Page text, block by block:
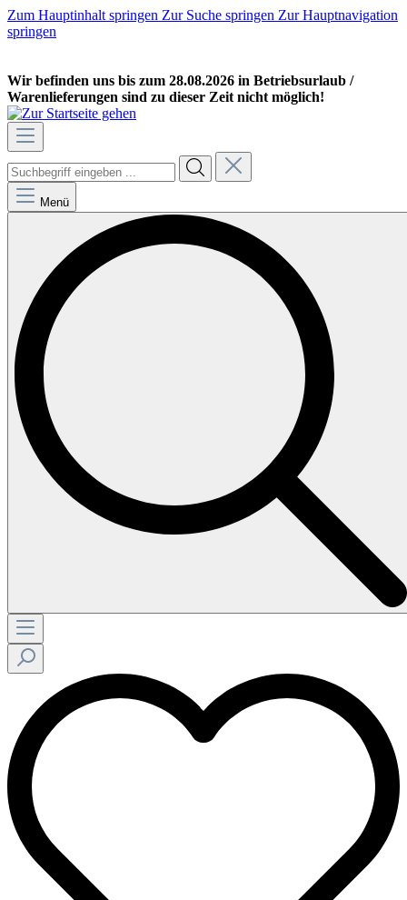
Zum Hauptinhalt springen Zur Suche springen Zur Hauptnavigation
springen
Wir befinden uns bis zum 28.08.2026 in Betriebsurlaub /
Warenlieferungen sind zu dieser Zeit nicht möglich!
Menü